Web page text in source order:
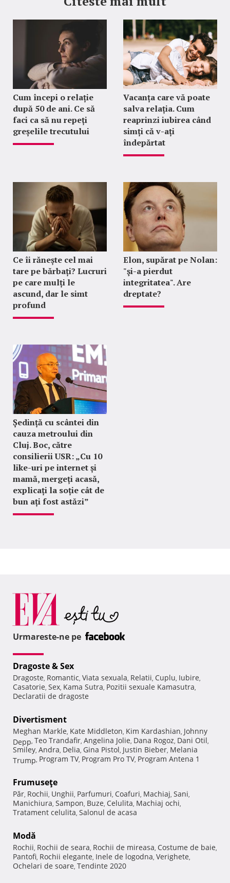
Cum începi o relație
după 50 de ani. Ce să
faci ca să nu repeți
greșelile trecutului
Vacanța care vă poate
salva relația. Cum
reaprinzi iubirea când
simți că v-ați
îndepărtat
Ce îi rănește cel mai
tare pe bărbați? Lucruri
pe care mulți le
ascund, dar le simt
profund
Elon, supărat pe Nolan:
"şi-a pierdut
integritatea". Are
dreptate?
Ședință cu scântei din
cauza metroului din
Cluj. Boc, către
consilierii USR: „Cu 10
like-uri pe internet și
mamă, mergeți acasă,
explicați la soție cât de
bun ați fost astăzi”
Urmareste-ne pe
Dragoste & Sex
Dragoste, Romantic, Viata sexuala, Relatii, Cuplu, Iubire,
Casatorie, Sex, Kama Sutra, Pozitii sexuale Kamasutra,
Declaratii de dragoste
Divertisment
Meghan Markle, Kate Middleton, Kim Kardashian, Johnny
Depp, Teo Trandafir, Angelina Jolie, Dana Rogoz, Dani Otil,
Smiley, Andra, Delia, Gina Pistol, Justin Bieber, Melania
Trump, Program TV, Program Pro TV, Program Antena 1
Frumuseţe
Păr, Rochii, Unghii, Parfumuri, Coafuri, Machiaj, Sani,
Manichiura, Sampon, Buze, Celulita, Machiaj ochi,
Tratament celulita, Salonul de acasa
Modă
Rochii, Rochii de seara, Rochii de mireasa, Costume de baie,
Pantofi, Rochii elegante, Inele de logodna, Verighete,
Ochelari de soare, Tendinte 2020